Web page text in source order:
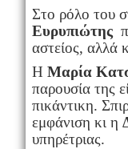
Στο ρόλο του
Ευρυπιώτης
αστείος, αλλά
H Μαρία
παρουσία της
πικάντικη.
εμφάνιση κι η
υπηρέτριας.